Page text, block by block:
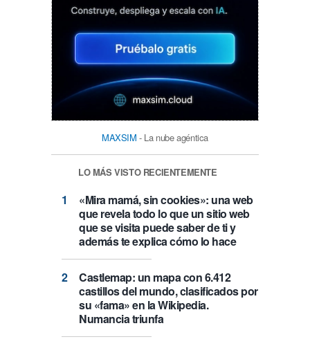
MAXSIM - La nube agéntica
LO MÁS VISTO RECIENTEMENTE
«Mira mamá, sin cookies»: una web
que revela todo lo que un sitio web
que se visita puede saber de ti y
además te explica cómo lo hace
Castlemap: un mapa con 6.412
castillos del mundo, clasificados por
su «fama» en la Wikipedia.
Numancia triunfa